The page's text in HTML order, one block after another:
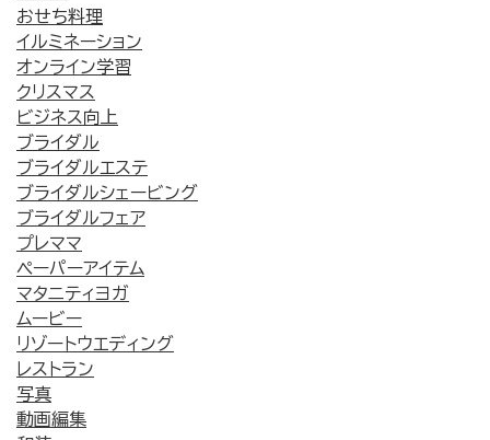
おせち料理
イルミネーション
オンライン学習
クリスマス
ビジネス向上
ブライダル
ブライダルエステ
ブライダルシェービング
ブライダルフェア
プレママ
ペーパーアイテム
マタニティヨガ
ムービー
リゾートウエディング
レストラン
写真
動画編集